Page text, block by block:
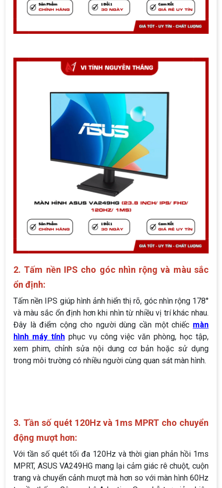
2. Tấm nền IPS cho góc nhìn rộng và màu sắc
ổn định:
Tấm nền IPS giúp hình ảnh hiển thị rõ, góc nhìn rộng 178°
và màu sắc ổn định hơn khi nhìn từ nhiều vị trí khác nhau.
Đây là điểm cộng cho người dùng cần một chiếc màn
hình máy tínhphục vụ công việc văn phòng, học tập,
xem phim, chỉnh sửa nội dung cơ bản hoặc sử dụng
trong môi trường có nhiều người cùng quan sát màn hình.
3. Tần số quét 120Hz và 1ms MPRT cho chuyển
động mượt hơn:
Với tần số quét tối đa 120Hz và thời gian phản hồi 1ms
MPRT, ASUS VA249HG mang lại cảm giác rê chuột, cuộn
trang và chuyển cảnh mượt mà hơn so với màn hình 60Hz